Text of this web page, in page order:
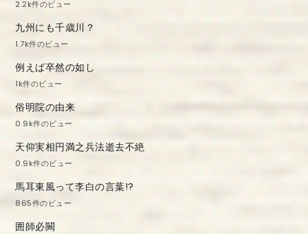
2.2k件のビュー
九州にも千歳川？
1.7k件のビュー
例えば卒然の如し
1k件のビュー
俗明院の由来
0.9k件のビュー
天仰実相円満之兵法逝去不絶
0.9k件のビュー
馬耳東風って李白の言葉!?
865件のビュー
囲師必闕